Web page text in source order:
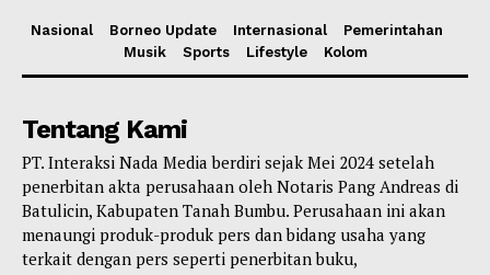
Nasional Borneo Update Internasional
Pemerintahan
Musik
Sports Lifestyle Kolom
Tentang Kami
PT. Interaksi Nada Media berdiri sejak Mei 2024 setelah
penerbitan akta perusahaan oleh Notaris Pang Andreas di
Batulicin, Kabupaten Tanah Bumbu. Perusahaan ini akan
menaungi produk-produk pers dan bidang usaha yang
terkait dengan pers seperti penerbitan buku,